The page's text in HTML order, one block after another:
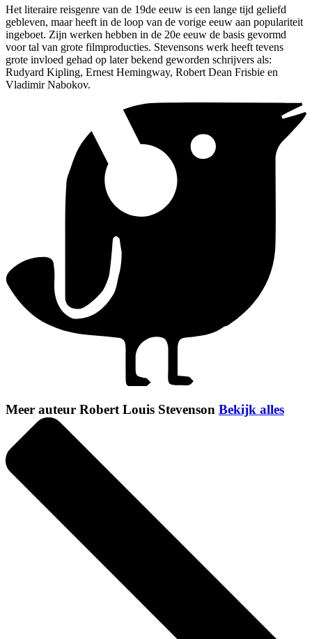
Het literaire reisgenre van de 19de eeuw is een lange tijd geliefd
gebleven, maar heeft in de loop van de vorige eeuw aan populariteit
ingeboet. Zijn werken hebben in de 20e eeuw de basis gevormd
voor tal van grote filmproducties. Stevensons werk heeft tevens
grote invloed gehad op later bekend geworden schrijvers als:
Rudyard Kipling, Ernest Hemingway, Robert Dean Frisbie en
Vladimir Nabokov.
Meer auteur Robert Louis Stevenson Bekijk alles